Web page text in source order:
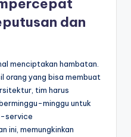
dan
menciptakan hambatan.
orang yang bisa membuat
tim harus
minggu untuk
service
ini, memungkinkan